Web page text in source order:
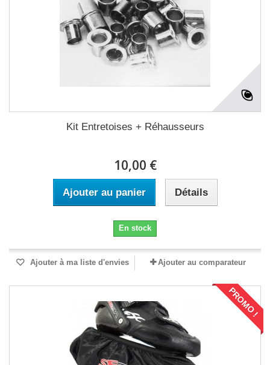
Kit Entretoises + Réhausseurs
10,00 €
Ajouter au panier Détails
En stock
Ajouter à ma liste d'envies Ajouter au comparateur
PROMO !